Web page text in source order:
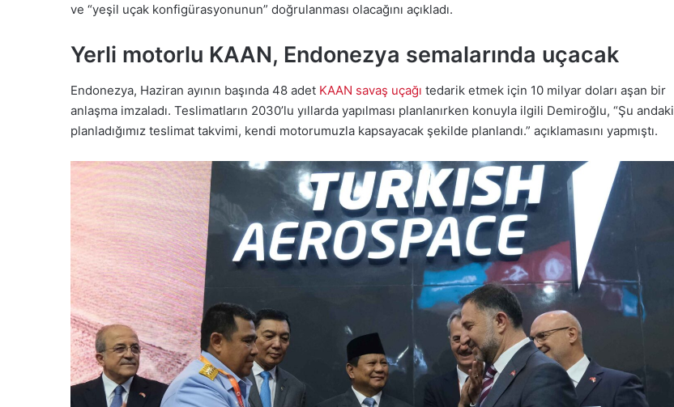
ve “yeşil uçak konfigürasyonunun” doğrulanması olacağını açıkladı.
Yerli motorlu KAAN, Endonezya semalarında uçacak
Endonezya, Haziran ayının başında 48 adet KAAN savaş uçağı tedarik etmek için 10 milyar doları aşan bir
anlaşma imzaladı. Teslimatların 2030’lu yıllarda yapılması planlanırken konuyla ilgili Demiroğlu, “Şu andaki
planladığımız teslimat takvimi, kendi motorumuzla kapsayacak şekilde planlandı.” açıklamasını yapmıştı.